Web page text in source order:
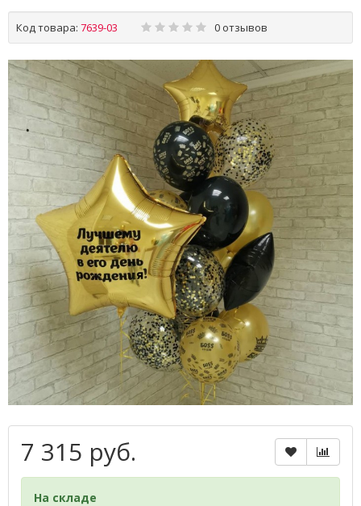
Код товара: 7639-03 0 отзывов
7 315 руб.
На складе